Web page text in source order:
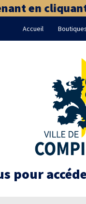
en cliquant
Accueil
pour